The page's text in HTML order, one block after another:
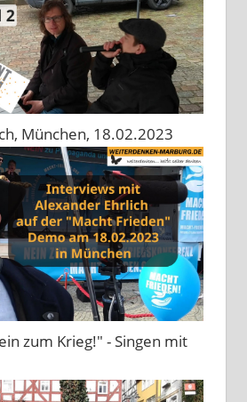
München, 18.02.2023
zum Krieg!" - Singen mit